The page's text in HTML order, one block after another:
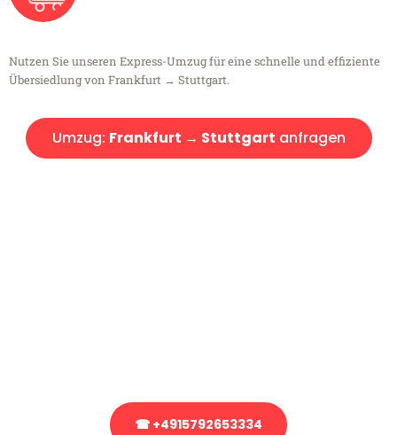
Nutzen Sie unseren Express-Umzug für eine schnelle und effiziente
Übersiedlung von Frankfurt → Stuttgart.
Umzug: Frankfurt → Stuttgart anfragen
☎ +4915792653334